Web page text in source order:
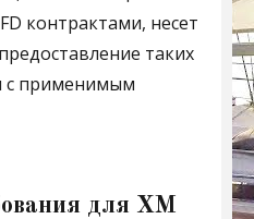
контрактами, несет
таких
с применимым
для XM